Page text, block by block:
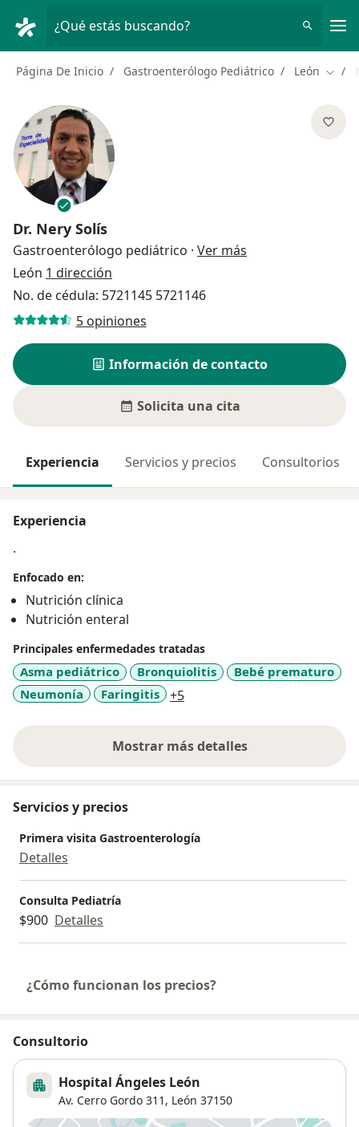
¿Qué estás buscando?
Página De Inicio Gastroenterólogo Pediátrico León
Dr. Nery Solís
Gastroenterólogo pediátrico · Ver más
León 1 dirección
No. de cédula: 5721145 5721146
5 opiniones
Información de contacto
Solicita una cita
Experiencia Servicios y precios Consultorios
Experiencia
.
Enfocado en:
Nutrición clínica
Nutrición enteral
Principales enfermedades tratadas
Asma pediátrico Bronquiolitis
Bebé prematuro
Neumonía
Faringitis +5a11y_sr_more_diseases
Mostrar más detalles
sobre la experiencia
Servicios y precios
Primera visita Gastroenterología
Detalles
Consulta Pediatría
$900 Detalles
¿Cómo funcionan los precios?
Consultorio
Hospital Ángeles León
Av. Cerro Gordo 311, León 37150